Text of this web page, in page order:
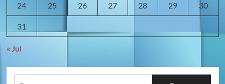
24 25 26 27 28 29 30
31
« Jul